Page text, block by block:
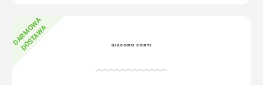
D
A
R
M
O
W
A
D
O
S
T
A
W
A